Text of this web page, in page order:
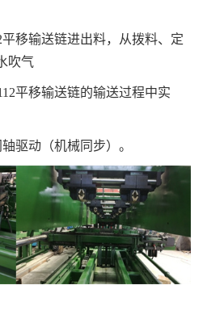
移输送链进出料，从拨料、定
吹气
平移输送链的输送过程中实
驱动（机械同步）。